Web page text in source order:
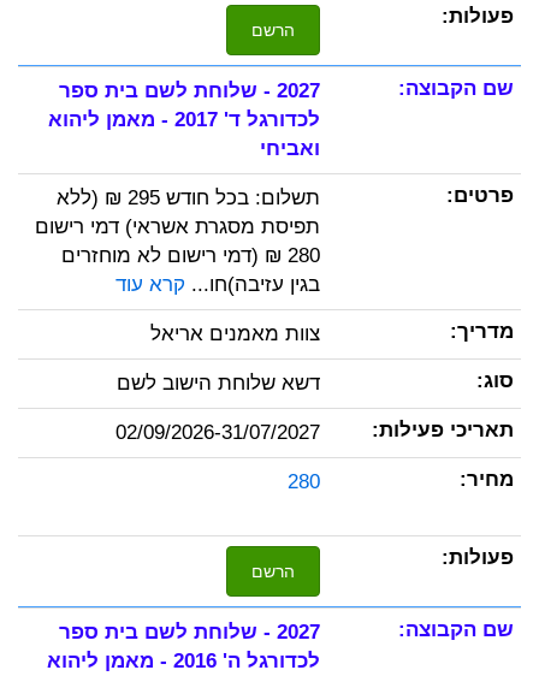
הרשם
2027 - שלוחת לשם בית ספר
לכדורגל ד' 2017 - מאמן ליהוא
ואביחי
תשלום: בכל חודש 295 ₪ (ללא
תפיסת מסגרת אשראי) דמי רישום
280 ₪ (דמי רישום לא מוחזרים
בגין עזיבה)חו... קרא עוד
צוות מאמנים אריאל
דשא שלוחת הישוב לשם
02/09/2026-31/07/2027
280
הרשם
2027 - שלוחת לשם בית ספר
לכדורגל ה' 2016 - מאמן ליהוא